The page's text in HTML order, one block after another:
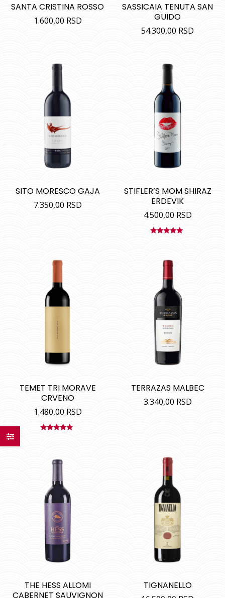
SANTA CRISTINA ROSSO
1.600,00 RSD
SASSICAIA TENUTA SAN
GUIDO
54.300,00 RSD
SITO MORESCO GAJA
7.350,00 RSD
STIFLER’S MOM SHIRAZ
ERDEVIK
4.500,00 RSD
TEMET TRI MORAVE
CRVENO
1.480,00 RSD
TERRAZAS MALBEC
3.340,00 RSD
THE HESS ALLOMI
CABERNET SAUVIGNON
TIGNANELLO